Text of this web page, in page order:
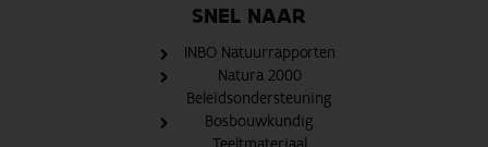
SNEL NAAR
INBO Natuurrapporten
Natura 2000
Beleidsondersteuning
Bosbouwkundig